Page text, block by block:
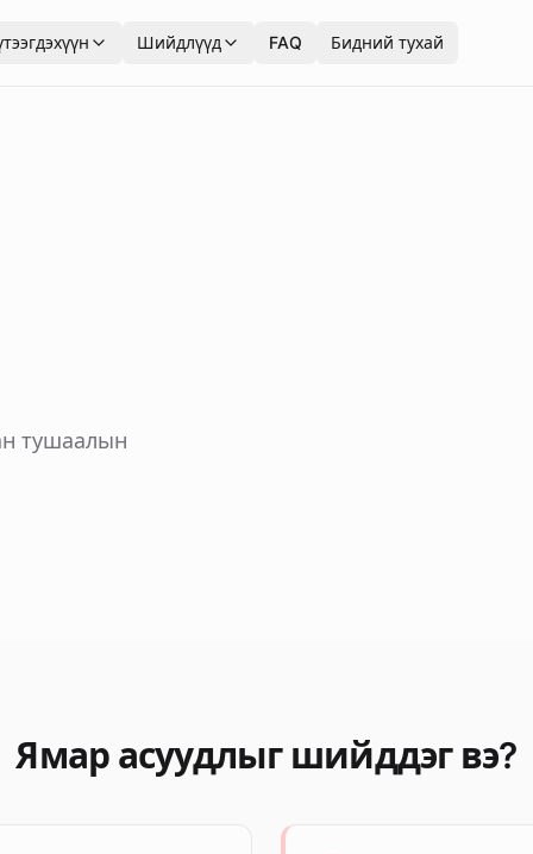
Шийдлүүд FAQ Бидний тухай
тушаалын
Ямар асуудлыг шийддэг вэ?